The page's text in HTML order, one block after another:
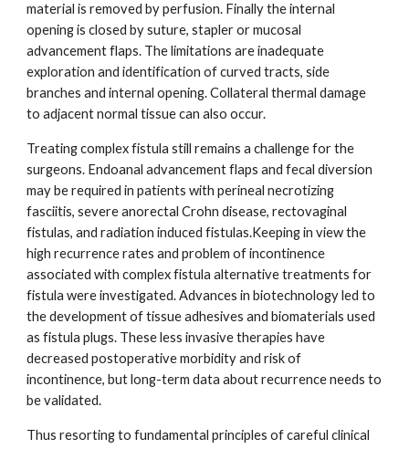
material is removed by perfusion. Finally the internal
opening is closed by suture, stapler or mucosal
advancement flaps. The limitations are inadequate
exploration and identification of curved tracts, side
branches and internal opening. Collateral thermal damage
to adjacent normal tissue can also occur.
Treating complex fistula still remains a challenge for the
surgeons. Endoanal advancement flaps and fecal diversion
may be required in patients with perineal necrotizing
fasciitis, severe anorectal Crohn disease, rectovaginal
fistulas, and radiation induced fistulas.Keeping in view the
high recurrence rates and problem of incontinence
associated with complex fistula alternative treatments for
fistula were investigated. Advances in biotechnology led to
the development of tissue adhesives and biomaterials used
as fistula plugs. These less invasive therapies have
decreased postoperative morbidity and risk of
incontinence, but long-term data about recurrence needs to
be validated.
Thus resorting to fundamental principles of careful clinical